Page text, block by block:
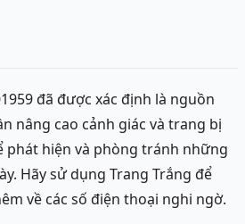
đã được xác định là nguồn
nâng cao cảnh giác và trang bị
phát hiện và phòng tránh những
Hãy sử dụng Trang Trắng để
về các số điện thoại nghi ngờ.